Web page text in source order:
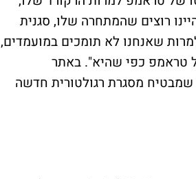
רוצים שהמתחרה שלו, סגנית
שאנחנו לא תומכים במועמדים,
טראמפ כפי שהיא". באתר
מסגרת רגולטורית חדשה